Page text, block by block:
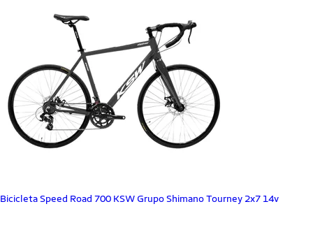
Bicicleta Speed Road 700 KSW Grupo Shimano Tourney 2x7 14v